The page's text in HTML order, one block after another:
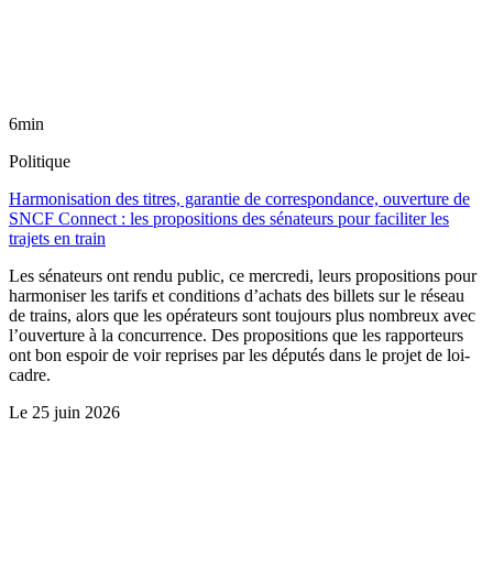
6min
Politique
Harmonisation des titres, garantie de correspondance, ouverture de
SNCF Connect : les propositions des sénateurs pour faciliter les
trajets en train
Les sénateurs ont rendu public, ce mercredi, leurs propositions pour
harmoniser les tarifs et conditions d’achats des billets sur le réseau
de trains, alors que les opérateurs sont toujours plus nombreux avec
l’ouverture à la concurrence. Des propositions que les rapporteurs
ont bon espoir de voir reprises par les députés dans le projet de loi-
cadre.
Le 25 juin 2026